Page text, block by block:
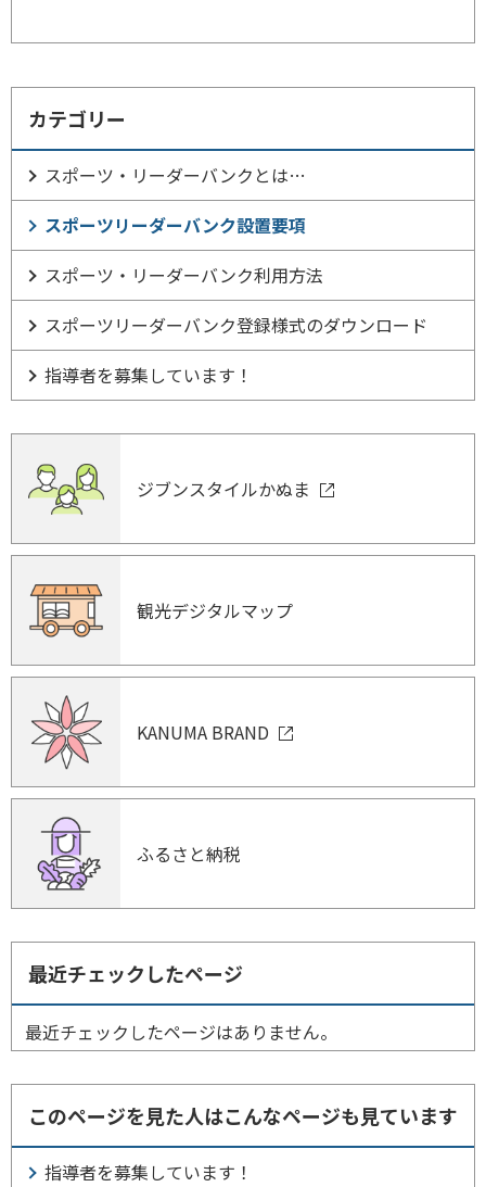
カテゴリー
スポーツ・リーダーバンクとは…
スポーツリーダーバンク設置要項
スポーツ・リーダーバンク利用方法
スポーツリーダーバンク登録様式のダウンロード
指導者を募集しています！
ジブンスタイルかぬま
観光デジタルマップ
KANUMA BRAND
ふるさと納税
最近チェックしたページ
最近チェックしたページはありません。
このページを見た人はこんなページも見ています
指導者を募集しています！